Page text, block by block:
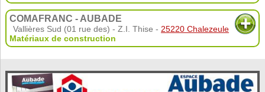
COMAFRANC - AUBADE
Vallières Sud (01 rue des) - Z.I. Thise - 25220 Chalezeule
Matériaux de construction